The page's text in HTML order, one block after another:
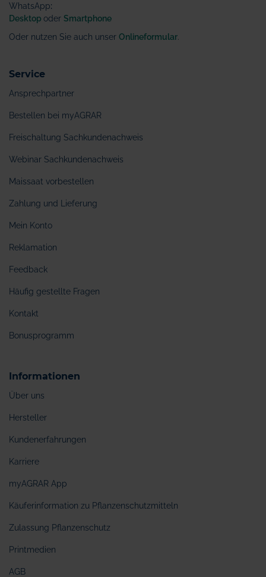
WhatsApp:
Desktop oder Smartphone
Oder nutzen Sie auch unser Onlineformular
Service
Ansprechpartner
Bestellen bei myAGRAR
Freischaltung Sachkundenachweis
Webinar Sachkundenachweis
Maissaat vorbestellen
Zahlung und Lieferung
Mein Konto
Reklamation
Feedback
Häufig gestellte Fragen
Kontakt
Bonusprogramm
Informationen
Über uns
Hersteller
Kundenerfahrungen
Karriere
myAGRAR App
Käuferinformation zu Pflanzenschutzmitteln
Zulassung Pflanzenschutz
Printmedien
AGB